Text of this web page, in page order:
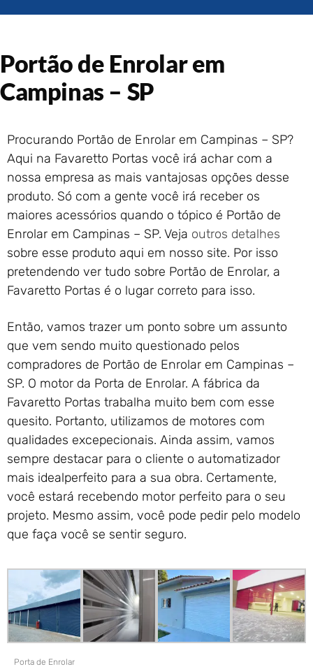
Portão de Garagem de
Enrolar em Queimados – RJ
Enrolar em Paraty – RJ
Portão de Garagem de
Enrolar em Nova Iguaçu – RJ
Portão de Garagem de
Enrolar em Nova Friburgo –
RJ
Portão de Enrolar em
Campinas – SP
Procurando Portão de Enrolar em Campinas – SP?
Aqui na Favaretto Portas você irá achar com a
nossa empresa as mais vantajosas opções desse
produto. Só com a gente você irá receber os
maiores acessórios quando o tópico é Portão de
Enrolar em Campinas – SP. Veja outros detalhes
sobre esse produto aqui em nosso site. Por isso
pretendendo ver tudo sobre Portão de Enrolar, a
Favaretto Portas é o lugar correto para isso.
Então, vamos trazer um ponto sobre um assunto
que vem sendo muito questionado pelos
compradores de Portão de Enrolar em Campinas –
SP. O motor da Porta de Enrolar. A fábrica da
Favaretto Portas trabalha muito bem com esse
quesito. Portanto, utilizamos de motores com
qualidades excepecionais. Ainda assim, vamos
sempre destacar para o cliente o automatizador
mais idealperfeito para a sua obra. Certamente,
você estará recebendo motor perfeito para o seu
projeto. Mesmo assim, você pode pedir pelo modelo
que faça você se sentir seguro.
Porta de Enrolar